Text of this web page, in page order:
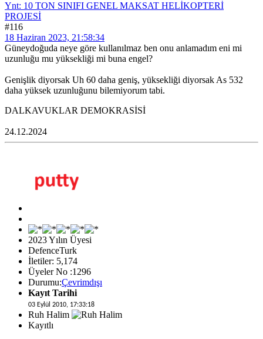
Ynt: 10 TON SINIFI GENEL MAKSAT HELİKOPTERİ
PROJESİ
#116
18 Haziran 2023, 21:58:34
Güneydoğuda neye göre kullanılmaz ben onu anlamadım eni mi
uzunluğu mu yüksekliği mi buna engel?
Genişlik diyorsak Uh 60 daha geniş, yüksekliği diyorsak As 532
daha yüksek uzunluğunu bilemiyorum tabi.
DALKAVUKLAR DEMOKRASİSİ
24.12.2024
2023 Yılın Üyesi
DefenceTurk
İletiler: 5,174
Üyeler No :1296
Durumu:Çevrimdışı
Kayıt Tarihi
03 Eylül 2010, 17:33:18
Ruh Halim
Kayıtlı